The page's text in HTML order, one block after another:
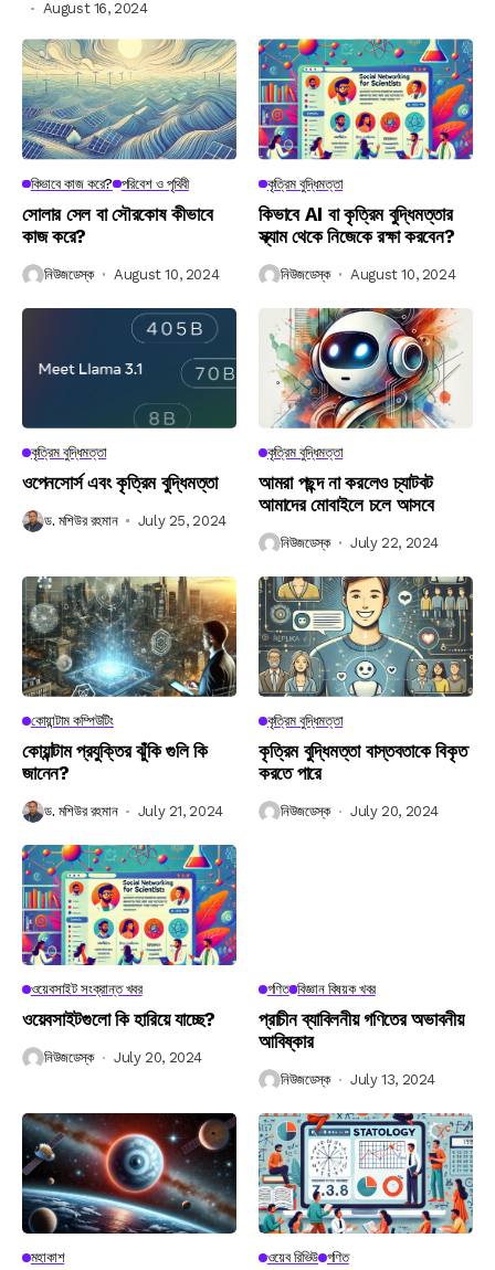
August 16, 2024
কিভাবে কাজ করে? পরিবেশ ও পৃথিবী
সোলার সেল বা সৌরকোষ কীভাবে
কাজ করে?
নিউজডেস্ক August 10, 2024
কৃত্রিম বুদ্ধিমত্তা
কিভাবে AI বা কৃত্রিম বুদ্ধিমত্তার
স্ক্যাম থেকে নিজেকে রক্ষা করবেন?
নিউজডেস্ক August 10, 2024
কৃত্রিম বুদ্ধিমত্তা
ওপেনসোর্স এবং কৃত্রিম বুদ্ধিমত্তা
ড. মশিউর রহমান July 25, 2024
কৃত্রিম বুদ্ধিমত্তা
আমরা পছন্দ না করলেও চ্যাটবট
আমাদের মোবাইলে চলে আসবে
নিউজডেস্ক July 22, 2024
কোয়ান্টাম কম্পিউটিং
কোয়ান্টাম প্রযুক্তির ঝুঁকি গুলি কি
জানেন?
ড. মশিউর রহমান July 21, 2024
কৃত্রিম বুদ্ধিমত্তা
কৃত্রিম বুদ্ধিমত্তা বাস্তবতাকে বিকৃত
করতে পারে
নিউজডেস্ক July 20, 2024
ওয়েবসাইট সংক্রান্ত খবর
ওয়েবসাইটগুলো কি হারিয়ে যাচ্ছে?
নিউজডেস্ক July 20, 2024
গণিত বিজ্ঞান বিষয়ক খবর
প্রাচীন ব্যাবিলনীয় গণিতের অভাবনীয়
আবিষ্কার
নিউজডেস্ক July 13, 2024
মহাকাশ ওয়েব রিভিউ গণিত